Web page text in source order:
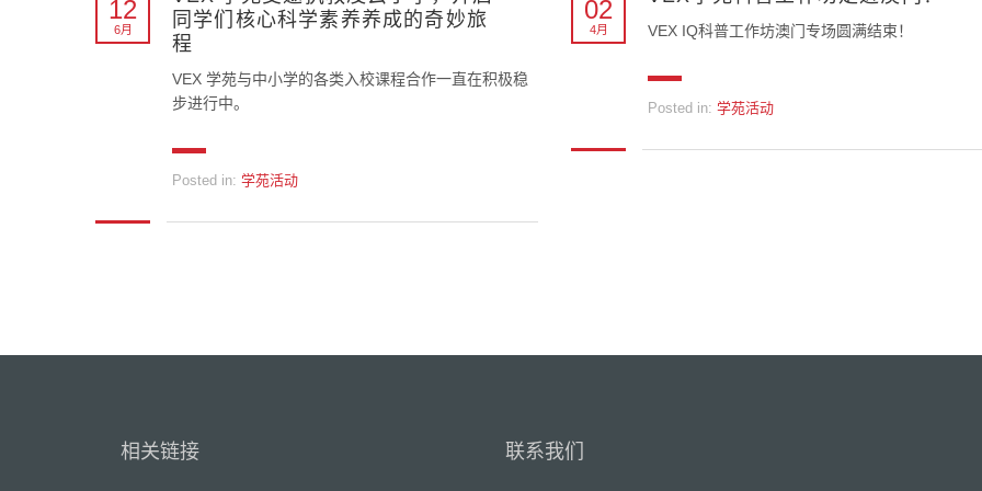
12
6月
同学们核心科学素养养成的奇妙旅
程
VEX 学苑与中小学的各类入校课程合作一直在积极稳
步进行中。
Posted in: 学苑活动
02
4月 VEX IQ科普工作坊澳门专场圆满结束！
Posted in: 学苑活动
相关链接 联系我们